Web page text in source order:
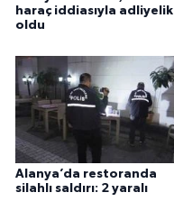
haraç iddiasıyla adliyelik
oldu
Alanya’da restoranda
silahlı saldırı: 2 yaralı